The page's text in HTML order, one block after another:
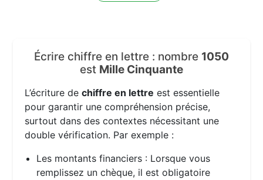
Écrire chiffre en lettre : nombre 1050
est Mille Cinquante
L’écriture dechiffre en lettre est essentielle
pour garantir une compréhension précise,
surtout dans des contextes nécessitant une
double vérification. Par exemple :
Les montants financiers : Lorsque vous
remplissez un chèque, il est obligatoire